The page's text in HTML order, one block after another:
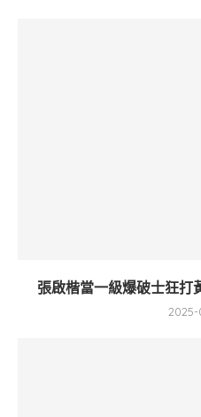
張啟楷當一級爆破士狂